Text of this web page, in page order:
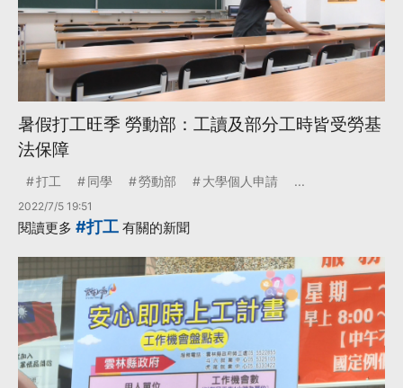
暑假打工旺季 勞動部：工讀及部分工時皆受勞基
法保障
打工 同學 勞動部 大學個人申請 ...
2022/7/5 19:51
閱讀更多 #打工 有關的新聞